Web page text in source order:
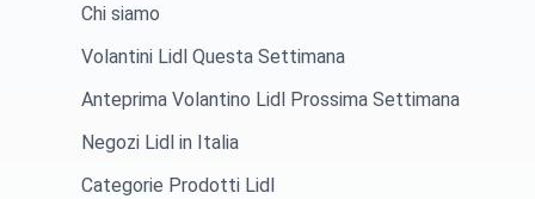
Chi siamo
Volantini Lidl Questa Settimana
Anteprima Volantino Lidl Prossima Settimana
Negozi Lidl in Italia
Categorie Prodotti Lidl